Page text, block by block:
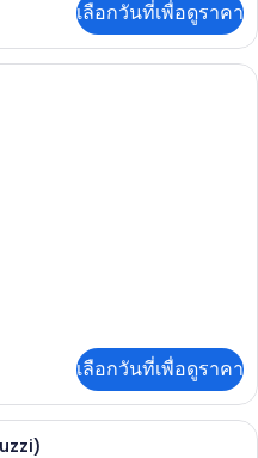
เลือกวันที่เพื่อดูราคา
ห้องสวีท, วิวคลอง | ผ้านวมขนเป็ด, มิ
เลือกวันที่เพื่อดูราคา
ห้องพาโนรามิกสวีท, ระเบียง